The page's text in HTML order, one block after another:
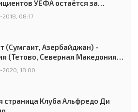
УЕФА остаётся за
2018, 08:17
(Сумгаит, Азербайджан) -
(Тетово, Северная Македония) -
2020, 18:00
страница Клуба Альфредо Ди